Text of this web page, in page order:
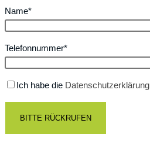
Name*
Telefonnummer*
Ich habe die Datenschutzerklärung